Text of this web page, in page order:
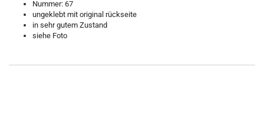
Nummer: 67
ungeklebt mit original rückseite
in sehr gutem Zustand
siehe Foto